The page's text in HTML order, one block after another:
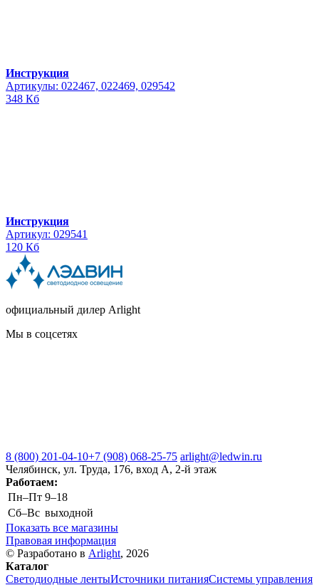
Инструкция
Артикулы: 022467, 022469, 029542
348 Кб
Инструкция
Артикул: 029541
120 Кб
официальный дилер Arlight
Мы в соцсетях
8 (800) 201-04-10+7 (908) 068-25-75 arlight@ledwin.ru
Челябинск, ул. Труда, 176, вход А, 2-й этаж
Работаем:
Пн–Пт 9–18
Сб–Вс выходной
Показать все магазины
Правовая информация
© Разработано в Arlight, 2026
Каталог
Светодиодные лентыИсточники питанияСистемы управления